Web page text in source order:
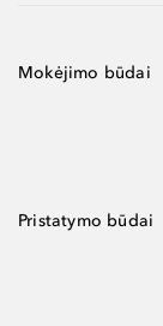
Mokėjimo būdai
Pristatymo būdai